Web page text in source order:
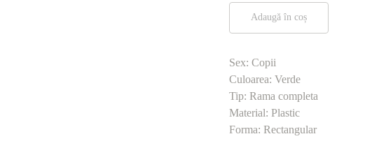
Adaugă în coș
Sex: Copii
Culoarea: Verde
Tip: Rama completa
Material: Plastic
Forma: Rectangular